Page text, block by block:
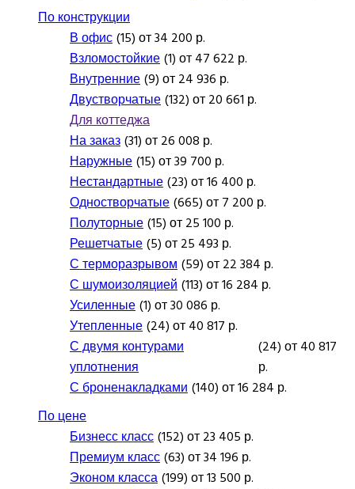
По конструкции
В офис(15) от 34 200 р.
Взломостойкие(1) от 47 622 р.
Внутренние(9) от 24 936 р.
Двустворчатые(132) от 20 661 р.
Для коттеджа
На заказ(31) от 26 008 р.
Наружные(15) от 39 700 р.
Нестандартные(23) от 16 400 р.
Одностворчатые(665) от 7 200 р.
Полуторные(15) от 25 100 р.
Решетчатые(5) от 25 493 р.
С терморазрывом(59) от 22 384 р.
С шумоизоляцией(113) от 16 284 р.
Усиленные(1) от 30 086 р.
Утепленные(24) от 40 817 р.
С двумя контурами
уплотнения
(24) от 40 817
р.
С броненакладками(140) от 16 284 р.
По цене
Бизнесс класс(152) от 23 405 р.
Премиум класс(63) от 34 196 р.
Эконом класса(199) от 13 500 р.